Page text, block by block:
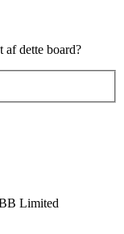
af dette board?
Limited